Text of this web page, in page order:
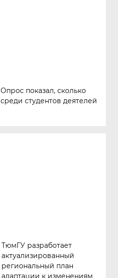
Опрос показал, сколько
среди студентов деятелей
ТюмГУ разработает
актуализированный
региональный план
адаптации к изменениям